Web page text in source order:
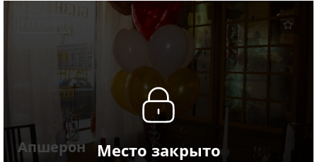
Место закрыто
Апшерон